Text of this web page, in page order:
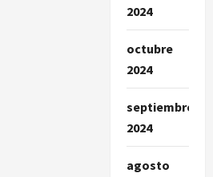
2024
octubre
2024
septiembre
2024
agosto